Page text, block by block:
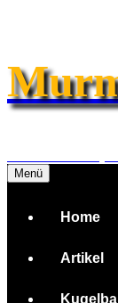
Menü
Home
Artikel